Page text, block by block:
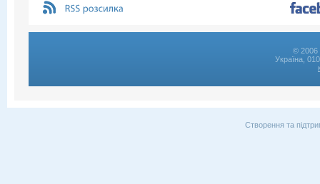
© 2006
Україна,
Створення та